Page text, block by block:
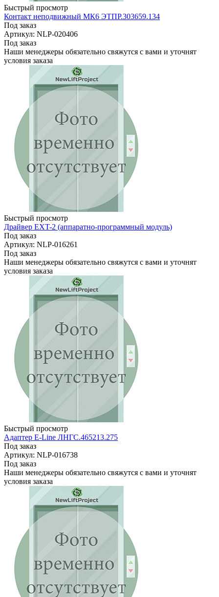
Быстрый просмотр
Контакт неподвижный МК6 ЭТПР.303659.134
Под заказ
Артикул: NLP-020406
Под заказ
Наши менеджеры обязательно свяжутся с вами и уточнят
условия заказа
Быстрый просмотр
Драйвер EXT-2 (аппаратно-программный модуль)
Под заказ
Артикул: NLP-016261
Под заказ
Наши менеджеры обязательно свяжутся с вами и уточнят
условия заказа
Быстрый просмотр
Адаптер E-Line ЛНГС.465213.275
Под заказ
Артикул: NLP-016738
Под заказ
Наши менеджеры обязательно свяжутся с вами и уточнят
условия заказа